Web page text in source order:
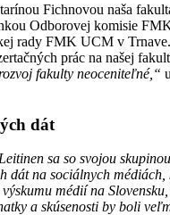
Fichnovou naša
Odborovej komisie
rady FMK UCM v
prác na našej
fakulty neoceniteľné,“
dát
sa so svojou
dát na sociálnych
médií na
a skúsenosti by boli